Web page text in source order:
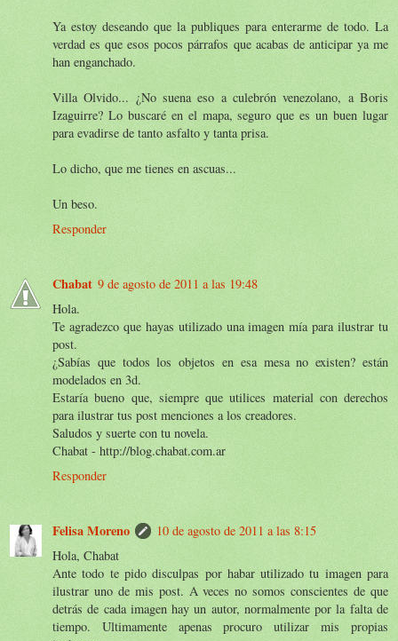
Ya estoy deseando que la publiques para enterarme de todo. La
verdad es que esos pocos párrafos que acabas de anticipar ya me
han enganchado.
Villa Olvido... ¿No suena eso a culebrón venezolano, a Boris
Izaguirre? Lo buscaré en el mapa, seguro que es un buen lugar
para evadirse de tanto asfalto y tanta prisa.
Lo dicho, que me tienes en ascuas...
Un beso.
Responder
Chabat 9 de agosto de 2011 a las 19:48
Hola.
Te agradezco que hayas utilizado una imagen mía para ilustrar tu
post.
¿Sabías que todos los objetos en esa mesa no existen? están
modelados en 3d.
Estaría bueno que, siempre que utilices material con derechos
para ilustrar tus post menciones a los creadores.
Saludos y suerte con tu novela.
Chabat - http://blog.chabat.com.ar
Responder
Felisa Moreno
10 de agosto de 2011 a las 8:15
Hola, Chabat
Ante todo te pido disculpas por habar utilizado tu imagen para
ilustrar uno de mis post. A veces no somos conscientes de que
detrás de cada imagen hay un autor, normalmente por la falta de
tiempo. Ultimamente apenas procuro utilizar mis propias